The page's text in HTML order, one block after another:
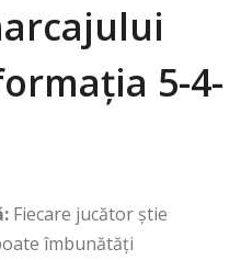
5-4-
Fiecare jucător știe
îmbunătăți